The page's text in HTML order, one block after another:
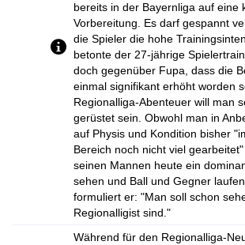
bereits in der Bayernliga auf eine
Vorbereitung. Es darf gespannt
die Spieler die hohe
betonte der 27-jährige
doch gegenüber Fupa, dass die
einmal signifikant erhöht worden
Regionalliga-Abenteuer will man
gerüstet sein. Obwohl man in
auf Physis und Kondition bisher
Bereich noch nicht viel
seinen Mannen heute ein
sehen und Ball und Gegner
formuliert er: "Man soll schon
Regionalligist sind."
Während für den Regionalliga-